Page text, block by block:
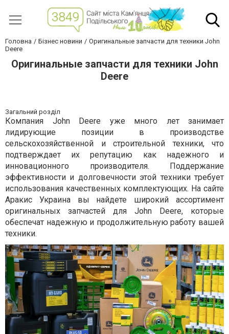
Головна Бізнес новини
Оригинальные запчасти для техники John
Deere
Оригинальные запчасти для техники John
Deere
Загальний розділ
Компания John Deere уже много лет занимает
лидирующие позиции в производстве
сельскохозяйственной и строительной техники, что
подтверждает их репутацию как надежного и
инновационного производителя. Поддержание
эффективности и долговечности этой техники требует
использования качественных комплектующих. На сайте
Аракис Украина вы найдете широкий ассортимент
оригинальных запчастей для John Deere, которые
обеспечат надежную и продолжительную работу вашей
техники.